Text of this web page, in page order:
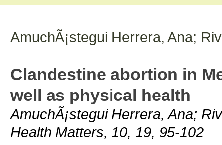
AmuchÃ¡stegui Herrera, Ana;
Clandestine abortion in
well as physical health
AmuchÃ¡stegui Herrera, Ana;
Health Matters, 10, 19, 95-102